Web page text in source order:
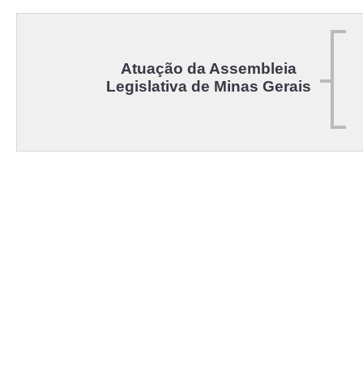
Atuação da Assembleia
Legislativa de Minas Gerais